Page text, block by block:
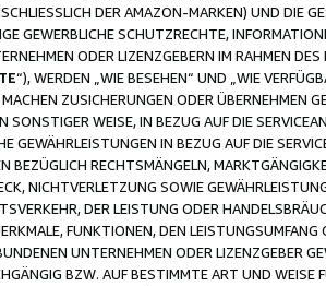
DER AMAZON-MARKEN) UND DIE
GEWERBLICHE SCHUTZRECHTE,
ODER LIZENZGEBERN IM RAHMEN
“), WERDEN „WIE BESEHEN“ UND „WIE
ZUSICHERUNGEN ODER ÜBERNEHMEN
SONSTIGER WEISE, IN BEZUG AUF DIE
GEWÄHRLEISTUNGEN IN BEZUG AUF DIE
BEZÜGLICH RECHTSMÄNGELN,
NICHTVERLETZUNG SOWIE
DER LEISTUNG ODER
FUNKTIONEN, DEN
UNTERNEHMEN ODER LIZENZGEBER
BZW. AUF BESTIMMTE ART UND